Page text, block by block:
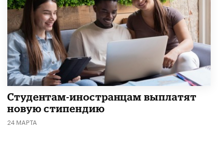
Студентам-иностранцам выплатят
новую стипендию
24 МАРТА